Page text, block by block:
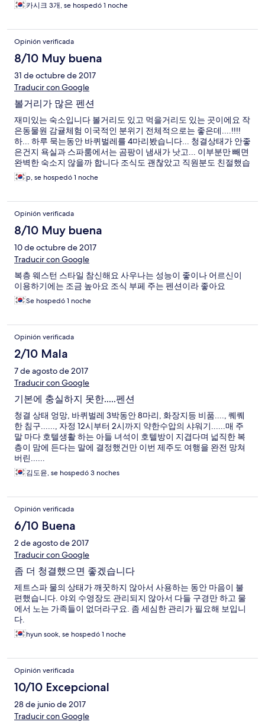
카시크 3개, se hospedó 1 noche
Opinión verificada
8/10 Muy buena
31 de octubre de 2017
Traducir con Google
볼거리가 많은 펜션
재미있는 숙소입니다 볼거리도 있고 먹을거리도 있는 곳이에요 작
은동물원 감귤체험 이국적인 분위기 전체적으로는 좋은데....!!!!
하... 하루 묵는동안 바퀴벌레를 4마리봤습니다... 청결상태가 안좋
은건지 욕실과 스파룸에서는 곰팡이 냄새가 낫고... 이부분만 빼면
완벽한 숙소지 않을까 합니다 조식도 괜찮았고 직원분도 친절했습
니다 바퀴벌레만 빼면요.... ㅠㅠㅠㅠ
p, se hospedó 1 noche
Opinión verificada
8/10 Muy buena
10 de octubre de 2017
Traducir con Google
복층 웨스턴 스타일 참신해요 사우나는 성능이 좋이나 어르신이
이용하기에는 조금 높아요 조식 부페 주는 펜션이라 좋아요
Se hospedó 1 noche
Opinión verificada
2/10 Mala
7 de agosto de 2017
Traducir con Google
기본에 충실하지 못한.....펜션
청결 상태 엉망, 바퀴벌레 3박동안 8마리, 화장지등 비품...., 퀘퀘
한 침구......, 자정 12시부터 2시까지 약한수압의 샤워기......매 주
말 마다 호텔생활 하는 아들 녀석이 호텔방이 지겹다며 넓직한 복
층이 맘에 든다는 말에 결정했건만 이번 제주도 여행을 완전 망쳐
버린......
김도윤, se hospedó 3 noches
Opinión verificada
6/10 Buena
2 de agosto de 2017
Traducir con Google
좀 더 청결했으면 좋겠습니다
제트스파 물의 상태가 깨꿋하지 않아서 사용하는 동안 마음이 불
편했습니다. 야외 수영장도 관리되지 않아서 다들 구경만 하고 물
에서 노는 가족들이 없더라구요. 좀 세심한 관리가 필요해 보입니
다.
hyun sook, se hospedó 1 noche
Opinión verificada
10/10 Excepcional
28 de junio de 2017
Traducir con Google